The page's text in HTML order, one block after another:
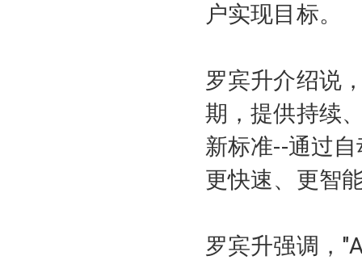
户实现目标。
罗宾升介绍说
期，提供持续
新标准--通过
更快速、更智
罗宾升强调，